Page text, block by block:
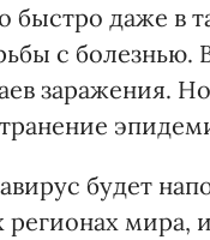
быстро даже в
с
заражения.
будет
мира,